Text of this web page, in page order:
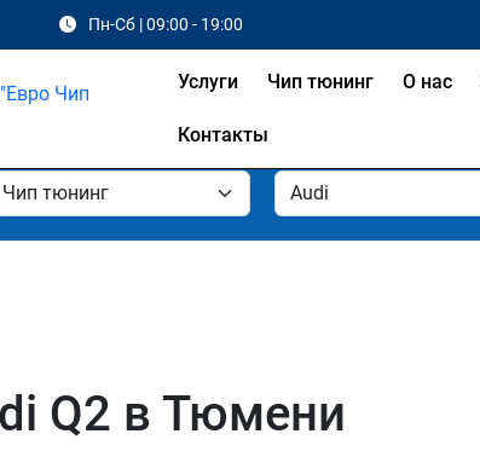
Пн-Сб | 09:00 - 19:00
Услуги Чип тюнинг О нас
Контакты
Q2 в Тюмени